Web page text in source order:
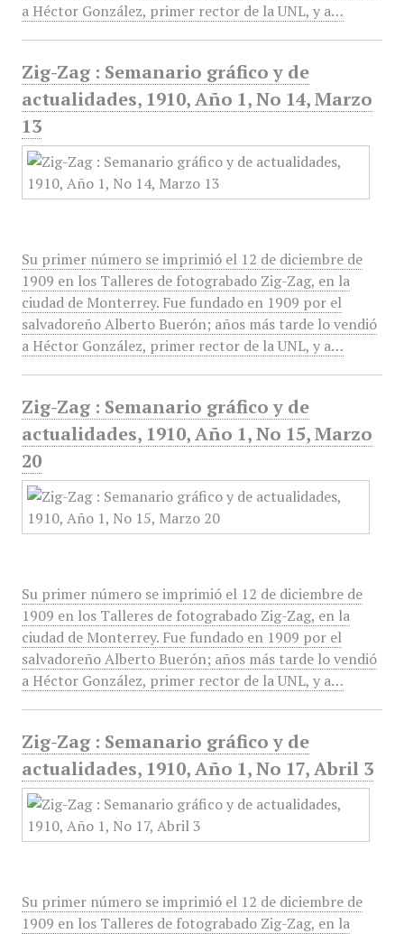
a Héctor González, primer rector de la UNL, y a…
Zig-Zag : Semanario gráfico y de
actualidades, 1910, Año 1, No 14, Marzo
13
Su primer número se imprimió el 12 de diciembre de
1909 en los Talleres de fotograbado Zig-Zag, en la
ciudad de Monterrey. Fue fundado en 1909 por el
salvadoreño Alberto Buerón; años más tarde lo vendió
a Héctor González, primer rector de la UNL, y a…
Zig-Zag : Semanario gráfico y de
actualidades, 1910, Año 1, No 15, Marzo
20
Su primer número se imprimió el 12 de diciembre de
1909 en los Talleres de fotograbado Zig-Zag, en la
ciudad de Monterrey. Fue fundado en 1909 por el
salvadoreño Alberto Buerón; años más tarde lo vendió
a Héctor González, primer rector de la UNL, y a…
Zig-Zag : Semanario gráfico y de
actualidades, 1910, Año 1, No 17, Abril 3
Su primer número se imprimió el 12 de diciembre de
1909 en los Talleres de fotograbado Zig-Zag, en la